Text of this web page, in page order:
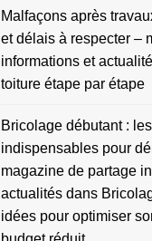
Malfaçons après
et délais à respecter –
informations et
toiture étape par étape
Bricolage débutant :
indispensables pour
magazine de partage
actualités dans
idées pour optimiser